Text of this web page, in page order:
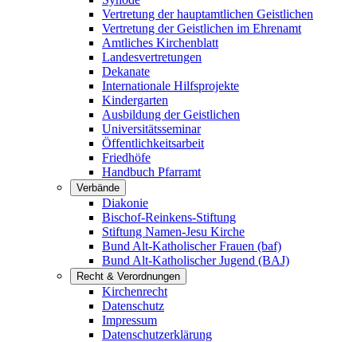
Vertretung der hauptamtlichen Geistlichen
Vertretung der Geistlichen im Ehrenamt
Amtliches Kirchenblatt
Landesvertretungen
Dekanate
Internationale Hilfsprojekte
Kindergarten
Ausbildung der Geistlichen
Universitätsseminar
Öffentlichkeitsarbeit
Friedhöfe
Handbuch Pfarramt
Verbände
Diakonie
Bischof-Reinkens-Stiftung
Stiftung Namen-Jesu Kirche
Bund Alt-Katholischer Frauen (baf)
Bund Alt-Katholischer Jugend (BAJ)
Recht & Verordnungen
Kirchenrecht
Datenschutz
Impressum
Datenschutzerklärung